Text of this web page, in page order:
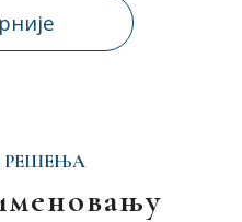
РЕШЕЊА